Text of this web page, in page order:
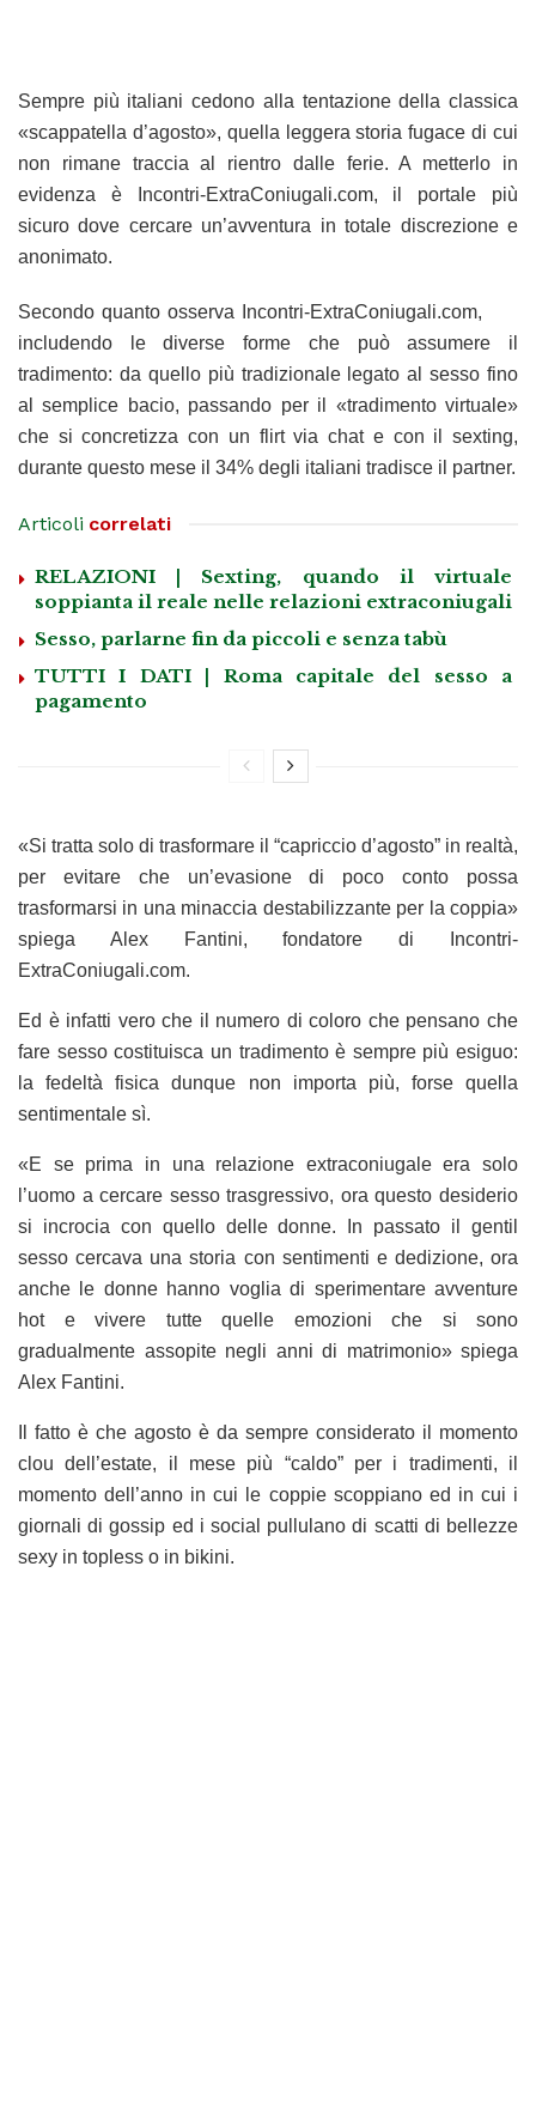
Sempre più italiani cedono alla tentazione della classica
«scappatella d’agosto», quella leggera storia fugace di cui
non rimane traccia al rientro dalle ferie. A metterlo in
evidenza è Incontri-ExtraConiugali.com, il portale più
sicuro dove cercare un’avventura in totale discrezione e
anonimato.
Secondo quanto osserva Incontri-ExtraConiugali.com,
includendo le diverse forme che può assumere il
tradimento: da quello più tradizionale legato al sesso fino
al semplice bacio, passando per il «tradimento virtuale»
che si concretizza con un flirt via chat e con il sexting,
durante questo mese il 34% degli italiani tradisce il partner.
Articoli correlati
RELAZIONI | Sexting, quando il virtuale
soppianta il reale nelle relazioni extraconiugali
Sesso, parlarne fin da piccoli e senza tabù
TUTTI I DATI | Roma capitale del sesso a
pagamento
«Si tratta solo di trasformare il “capriccio d’agosto” in realtà,
per evitare che un’evasione di poco conto possa
trasformarsi in una minaccia destabilizzante per la coppia»
spiega Alex Fantini, fondatore di Incontri-
ExtraConiugali.com.
Ed è infatti vero che il numero di coloro che pensano che
fare sesso costituisca un tradimento è sempre più esiguo:
la fedeltà fisica dunque non importa più, forse quella
sentimentale sì.
«E se prima in una relazione extraconiugale era solo
l’uomo a cercare sesso trasgressivo, ora questo desiderio
si incrocia con quello delle donne. In passato il gentil
sesso cercava una storia con sentimenti e dedizione, ora
anche le donne hanno voglia di sperimentare avventure
hot e vivere tutte quelle emozioni che si sono
gradualmente assopite negli anni di matrimonio» spiega
Alex Fantini.
Il fatto è che agosto è da sempre considerato il momento
clou dell’estate, il mese più “caldo” per i tradimenti, il
momento dell’anno in cui le coppie scoppiano ed in cui i
giornali di gossip ed i social pullulano di scatti di bellezze
sexy in topless o in bikini.